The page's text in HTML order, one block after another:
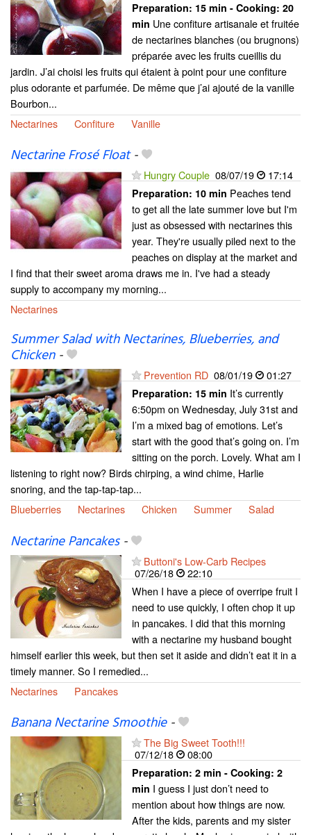
Preparation: 15 min - Cooking: 20
min Une confiture artisanale et fruitée
de nectarines blanches (ou brugnons)
préparée avec les fruits cueillis du
jardin. J’ai choisi les fruits qui étaient à point pour une confiture
plus odorante et parfumée. De même que j’ai ajouté de la vanille
Bourbon...
Nectarines
Confiture Vanille
Nectarine Frosé Float-
Hungry Couple 08/07/19 17:14
Preparation: 10 min Peaches tend
to get all the late summer love but I'm
just as obsessed with nectarines this
year. They're usually piled next to the
peaches on display at the market and
I find that their sweet aroma draws me in. I've had a steady
supply to accompany my morning...
Nectarines
Summer Salad with Nectarines, Blueberries, and
Chicken-
Prevention RD 08/01/19 01:27
Preparation: 15 min It’s currently
6:50pm on Wednesday, July 31st and
I’m a mixed bag of emotions. Let’s
start with the good that’s going on. I’m
sitting on the porch. Lovely. What am I
listening to right now? Birds chirping, a wind chime, Harlie
snoring, and the tap-tap-tap...
Blueberries
Nectarines Chicken Summer Salad
Nectarine Pancakes-
Buttoni's Low-Carb Recipes
07/26/18
22:10
When I have a piece of overripe fruit I
need to use quickly, I often chop it up
in pancakes. I did that this morning
with a nectarine my husband bought
himself earlier this week, but then set it aside and didn’t eat it in a
timely manner. So I remedied...
Nectarines
Pancakes
Banana Nectarine Smoothie-
The Big Sweet Tooth!!!
07/12/18
08:00
Preparation: 2 min - Cooking: 2
min I guess I just don’t need to
mention about how things are now.
After the kids, parents and my sister